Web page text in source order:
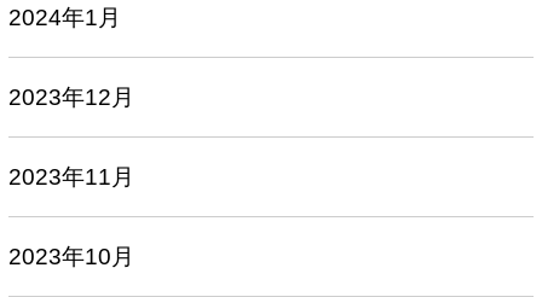
2024年1月
2023年12月
2023年11月
2023年10月